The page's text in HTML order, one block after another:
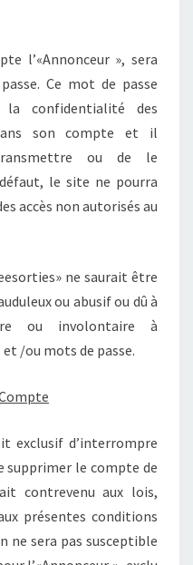
l’«Annonceur », sera
Ce mot de passe
confidentialité des
son compte et il
ou de le
le site ne pourra
accès non autorisés au
ne saurait être
ou abusif ou dû à
ou involontaire à
/ou mots de passe.
exclusif d’interrompre
supprimer le compte de
contrevenu aux lois,
présentes conditions
ne sera pas susceptible